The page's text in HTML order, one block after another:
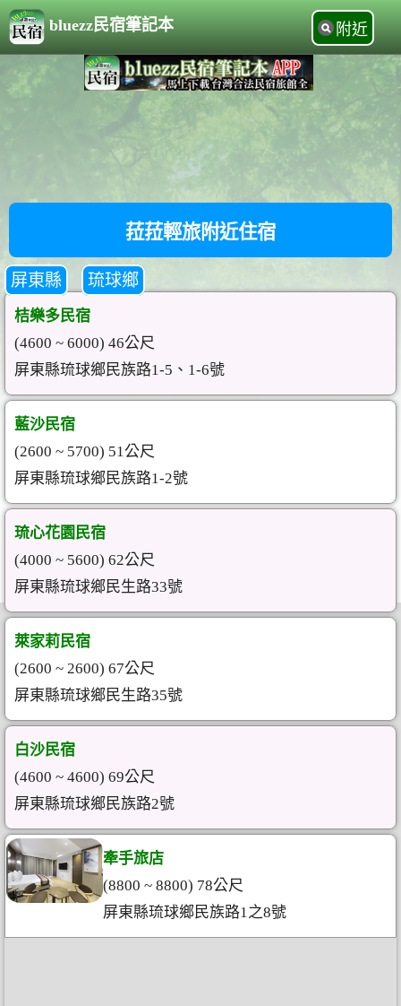
bluezz民宿筆記本 附近
菈菈輕旅附近住宿
屏東縣 琉球鄉
桔樂多民宿
(4600 ~ 6000) 46公尺
屏東縣琉球鄉民族路1-5、1-6號
藍沙民宿
(2600 ~ 5700) 51公尺
屏東縣琉球鄉民族路1-2號
琉心花園民宿
(4000 ~ 5600) 62公尺
屏東縣琉球鄉民生路33號
萊家莉民宿
(2600 ~ 2600) 67公尺
屏東縣琉球鄉民生路35號
白沙民宿
(4600 ~ 4600) 69公尺
屏東縣琉球鄉民族路2號
牽手旅店
(8800 ~ 8800) 78公尺
屏東縣琉球鄉民族路1之8號